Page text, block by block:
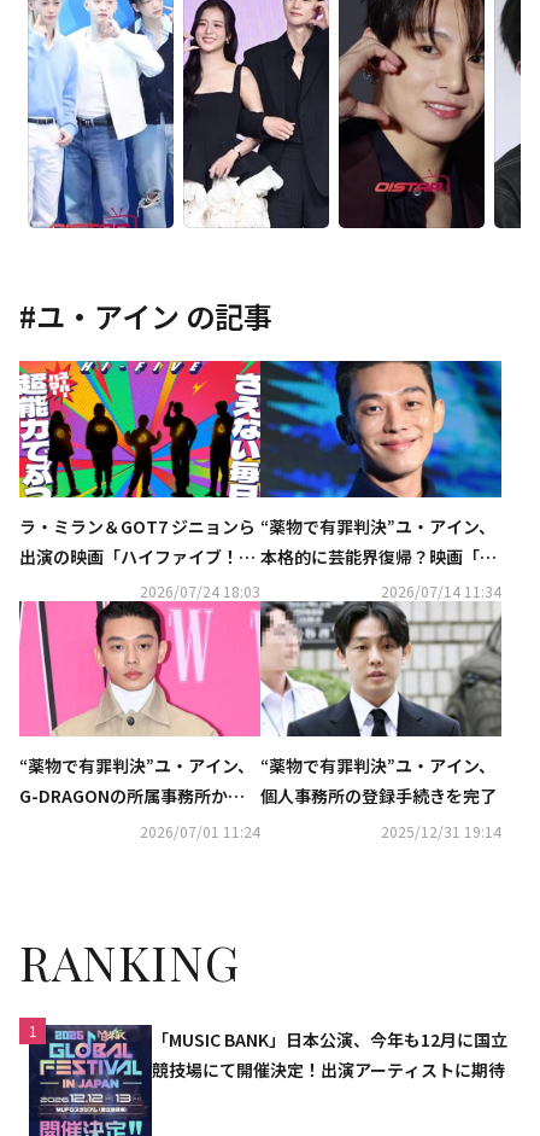
#ユ・アイン の記事
ラ・ミラン＆GOT7 ジニョンら
出演の映画「ハイファイブ！」
10月16日より日本公開！ビジュ
アル＆特報が解禁
2026/07/24 18:03
“薬物で有罪判決”ユ・アイン、
本格的に芸能界復帰？映画「ホ
ープ」VIP試写会での目撃談が
話題
2026/07/14 11:34
“薬物で有罪判決”ユ・アイン、
G-DRAGONの所属事務所から5
0億ウォンでオファー？報道に
2026/07/01 11:24
“薬物で有罪判決”ユ・アイン、
個人事務所の登録手続きを完了
2025/12/31 19:14
RANKING
1
「MUSIC BANK」日本公演、今年も12月に国立
競技場にて開催決定！出演アーティストに期待